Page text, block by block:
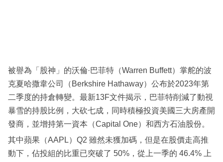
區
被譽為「股神」的沃倫·巴菲特（Warren Buffett）掌舵的波
克夏哈撒韋公司（Berkshire Hathaway）公布於2023年第
二季度的持倉轉變。最新13F文件揭示，巴菲特削減了動視
暴雪的持股比例，大砍七成，同時積極投資美國三大房產開
發商，並增持第一資本（Capital One）和西方石油股份。
其中蘋果（AAPL）Q2 雖然未獲加碼，但是在股價走高推
動下，佔投組的比重已突破了 50%，從上一季的 46.4% 上